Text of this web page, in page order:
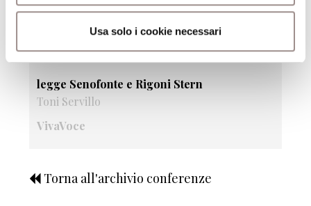
Usa solo i cookie necessari
VivaVoce
07/03/2005
legge Senofonte e Rigoni Stern
Toni Servillo
VivaVoce
Torna all'archivio conferenze